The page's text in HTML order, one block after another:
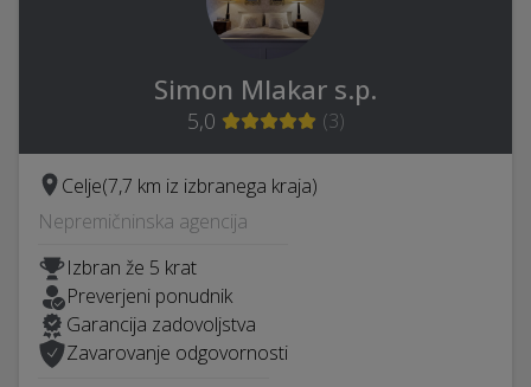
Simon Mlakar s.p.
5,0 (3)
Celje(7,7 km iz izbranega kraja)
Nepremičninska agencija
Izbran že 5 krat
Preverjeni ponudnik
Garancija zadovoljstva
Zavarovanje odgovornosti